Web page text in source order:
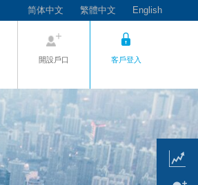
简体中文 繁體中文 English
開設戶口 客戶登入